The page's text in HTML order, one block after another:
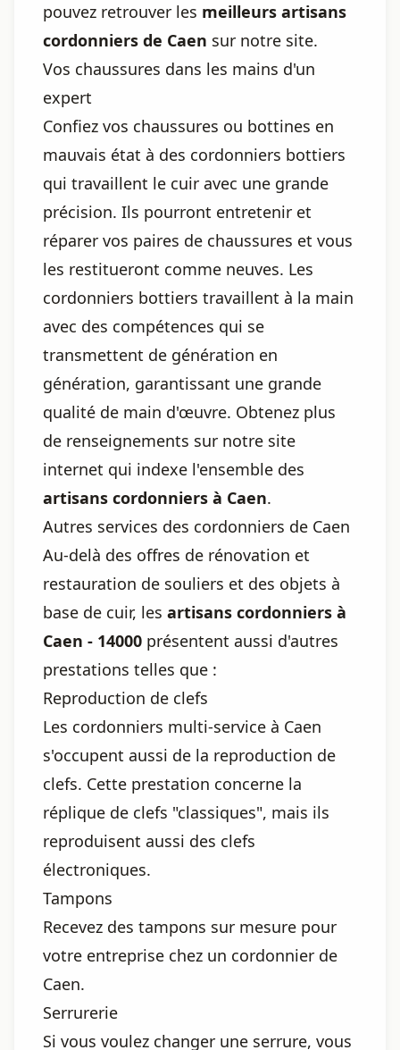
pouvez retrouver les meilleurs artisans
cordonniers de Caen sur notre site.
Vos chaussures dans les mains d'un
expert
Confiez vos chaussures ou bottines en
mauvais état à des cordonniers bottiers
qui travaillent le cuir avec une grande
précision. Ils pourront entretenir et
réparer vos paires de chaussures et vous
les restitueront comme neuves. Les
cordonniers bottiers travaillent à la main
avec des compétences qui se
transmettent de génération en
génération, garantissant une grande
qualité de main d'œuvre. Obtenez plus
de renseignements sur notre site
internet qui indexe l'ensemble des
artisans cordonniers à Caen.
Autres services des cordonniers de Caen
Au-delà des offres de rénovation et
restauration de souliers et des objets à
base de cuir, les artisans cordonniers à
Caen - 14000 présentent aussi d'autres
prestations telles que :
Reproduction de clefs
Les cordonniers multi-service à Caen
s'occupent aussi de la reproduction de
clefs. Cette prestation concerne la
réplique de clefs "classiques", mais ils
reproduisent aussi des clefs
électroniques.
Tampons
Recevez des tampons sur mesure pour
votre entreprise chez un cordonnier de
Caen.
Serrurerie
Si vous voulez changer une serrure, vous